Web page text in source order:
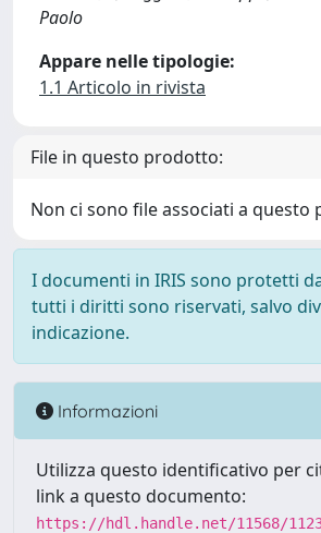
Paolo
Appare nelle tipologie:
1.1 Articolo in rivista
File in questo prodotto:
Non ci sono file associati a questo
I documenti in IRIS sono protetti
tutti i diritti sono riservati, salvo
indicazione.
Informazioni
Utilizza questo identificativo per
link a questo documento:
https://hdl.handle.net/11568/